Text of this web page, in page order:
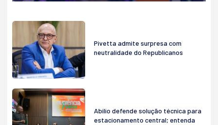
Pivetta admite surpresa com
neutralidade do Republicanos
Abilio defende solução técnica para
estacionamento central; entenda